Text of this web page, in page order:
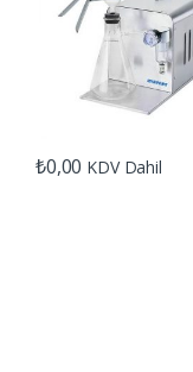
₺0,00 KDV Dahil